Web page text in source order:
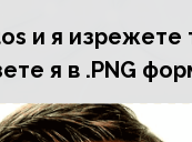
и я
я в .PNG